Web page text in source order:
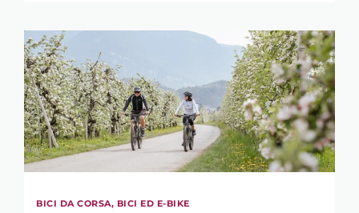
BICI DA CORSA, BICI ED E-BIKE